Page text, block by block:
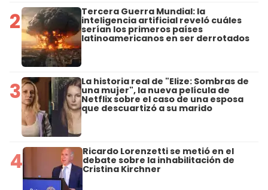
2 Tercera Guerra Mundial: la
inteligencia artificial reveló cuáles
serían los primeros países
latinoamericanos en ser derrotados
3 La historia real de "Elize: Sombras de
una mujer", la nueva película de
Netflix sobre el caso de una esposa
que descuartizó a su marido
4 Ricardo Lorenzetti se metió en el
debate sobre la inhabilitación de
Cristina Kirchner